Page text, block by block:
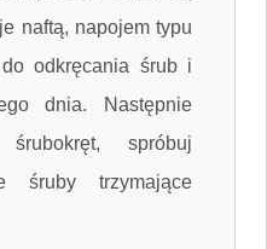
naftą, napojem typu
odkręcania śrub i
dnia. Następnie
spróbuj
śruby trzymające